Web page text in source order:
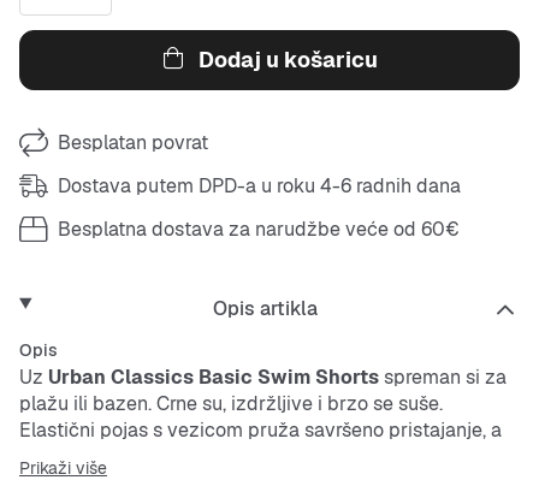
Dodaj u košaricu
Besplatan povrat
Dostava putem DPD-a u roku 4-6 radnih dana
Besplatna dostava za narudžbe veće od 60€
Opis artikla
Opis
Uz Urban Classics Basic Swim Shortsspreman si za
plažu ili bazen. Crne su, izdržljive i brzo se suše.
Elastični pojas s vezicom pruža savršeno pristajanje, a
praktični džep na stražnjoj strani čuva sitnice.
Prikaži više